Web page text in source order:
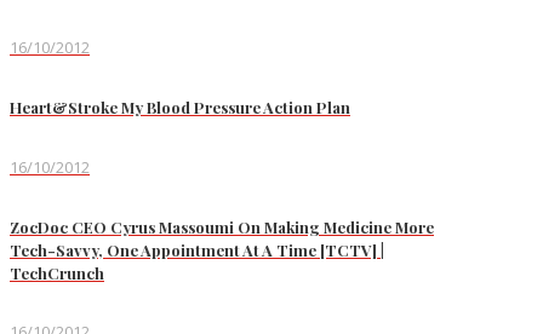
16/10/2012
Heart&Stroke My Blood Pressure Action Plan
16/10/2012
ZocDoc CEO Cyrus Massoumi On Making Medicine More
Tech-Savvy, One Appointment At A Time [TCTV] |
TechCrunch